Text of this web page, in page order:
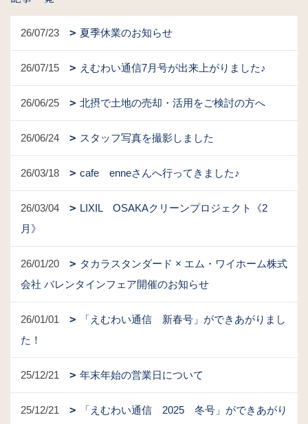
26/07/23 夏季休業のお知らせ
26/07/15 えむわい通信7月号が出来上がりました♪
26/06/25 北摂で土地の売却・活用をご検討の方へ
26/06/24 スタッフ写真を撮影しました
26/03/18 cafe enneさんへ行ってきました♪
26/03/04
LIXIL OSAKAクリーンプロジェクト《2
月》
26/01/20
タカラスタンダード × エム・ワイホーム株式
会社 バレンタインフェア開催のお知らせ
26/01/01
「えむわい通信 新春号」ができあがりまし
た！
25/12/21 年末年始の営業日について
25/12/21
「えむわい通信 2025 冬号」ができあがり